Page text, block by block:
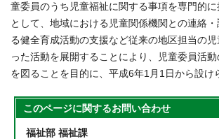
童委員のうち児童福祉に関する事項を専門的
として、地域における児童関係機関との連絡
る健全育成活動の支援など従来の地区担当の
った活動を展開することにより、児童委員活
を図ることを目的に、平成6年1月1日から設け
このページに関するお問い合わせ
福祉部 福祉課